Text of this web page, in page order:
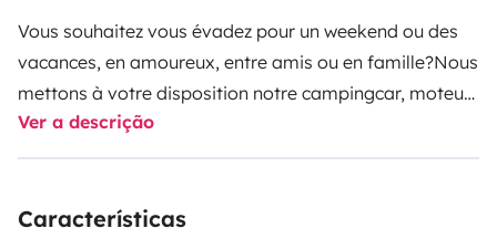
Vous souhaitez vous évadez pour un weekend ou des
vacances, en amoureux, entre amis ou en famille?Nous
mettons à votre disposition notre campingcar, moteur
Fiat 2,8L JTD, facile à conduire et à garer avec son
radar de recul. Equipé de panneaux solaire et de
composé de 2 à 4 places de couchage grâce à un lit 2
Ver a descrição
Características